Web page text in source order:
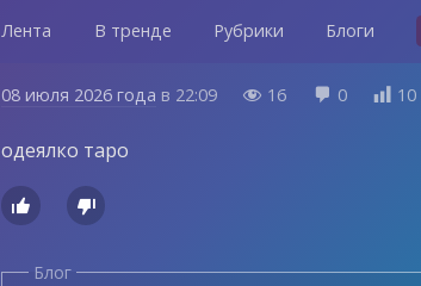
Лента В тренде Рубрики Блоги
08 июля 2026 года в 22:09  16  0  10
одеялко таро
 
Блог